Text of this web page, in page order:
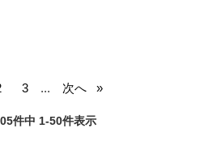
3 ... 次へ
件中 1-50件表示